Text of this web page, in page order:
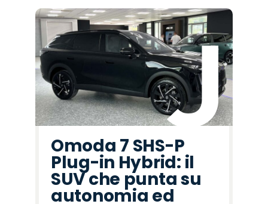
Omoda 7 SHS-P
Plug-in Hybrid: il
SUV che punta su
autonomia ed